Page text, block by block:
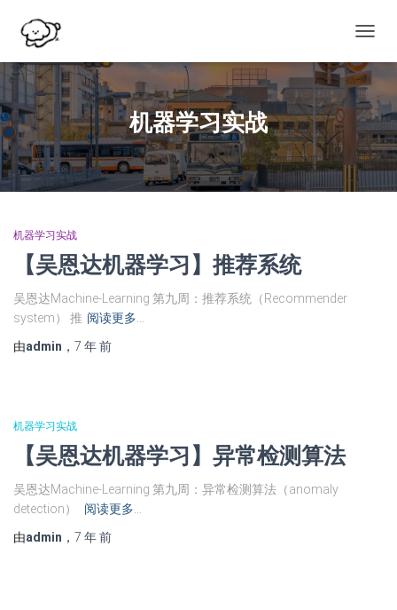
换
导
机器学习实战
机器学习实战
【吴恩达机器学习】推荐系统
吴恩达Machine-Learning 第九周：推荐系统（Recommender
system） 推 阅读更多…
由admin ， 7 年前
机器学习实战
【吴恩达机器学习】异常检测算法
吴恩达Machine-Learning 第九周：异常检测算法（anomaly
detection）
阅读更多…
由admin ， 7 年前